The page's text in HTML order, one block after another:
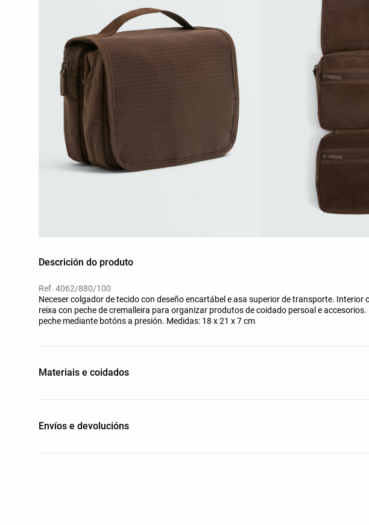
Descrición do produto
Ref. 4062/880/100
Neceser colgador de tecido con deseño encartábel e asa superior de transporte.
reixa con peche de cremalleira para organizar produtos de coidado persoal e
peche mediante botóns a presión. Medidas: 18 x 21 x 7 cm
Materiais e coidados
Envíos e devolucións